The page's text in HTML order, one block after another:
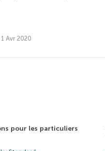
1 Avr 2020
pour les particuliers